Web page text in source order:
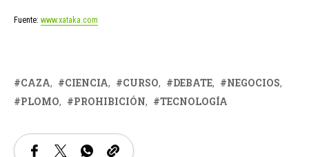
Fuente: www.xataka.com
CAZA CIENCIA CURSO DEBATE
NEGOCIOS
PLOMO
PROHIBICIÓN TECNOLOGÍA